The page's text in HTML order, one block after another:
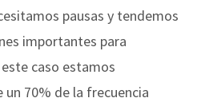
pausas y tendemos
importantes para
caso estamos
70% de la frecuencia